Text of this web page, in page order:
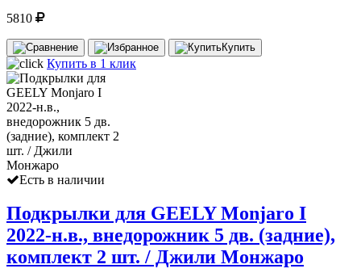
5810
Купить
Купить в 1 клик
Есть в наличии
Подкрылки для GEELY Monjaro I
2022-н.в., внедорожник 5 дв. (задние),
комплект 2 шт. / Джили Монжаро